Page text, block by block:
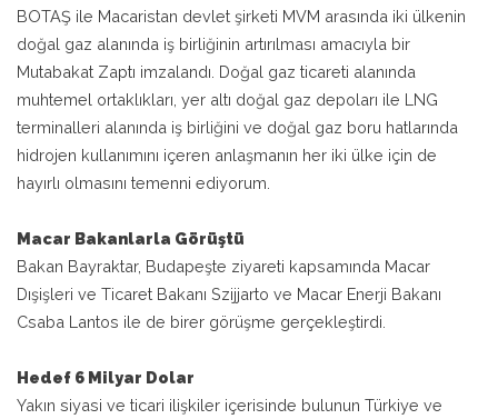
BOTAŞ ile Macaristan devlet şirketi MVM arasında iki ülkenin
doğal gaz alanında iş birliğinin artırılması amacıyla bir
Mutabakat Zaptı imzalandı. Doğal gaz ticareti alanında
muhtemel ortaklıkları, yer altı doğal gaz depoları ile LNG
terminalleri alanında iş birliğini ve doğal gaz boru hatlarında
hidrojen kullanımını içeren anlaşmanın her iki ülke için de
hayırlı olmasını temenni ediyorum.
Macar Bakanlarla Görüştü
Bakan Bayraktar, Budapeşte ziyareti kapsamında Macar
Dışişleri ve Ticaret Bakanı Szijjarto ve Macar Enerji Bakanı
Csaba Lantos ile de birer görüşme gerçekleştirdi.
Hedef 6 Milyar Dolar
Yakın siyasi ve ticari ilişkiler içerisinde bulunun Türkiye ve